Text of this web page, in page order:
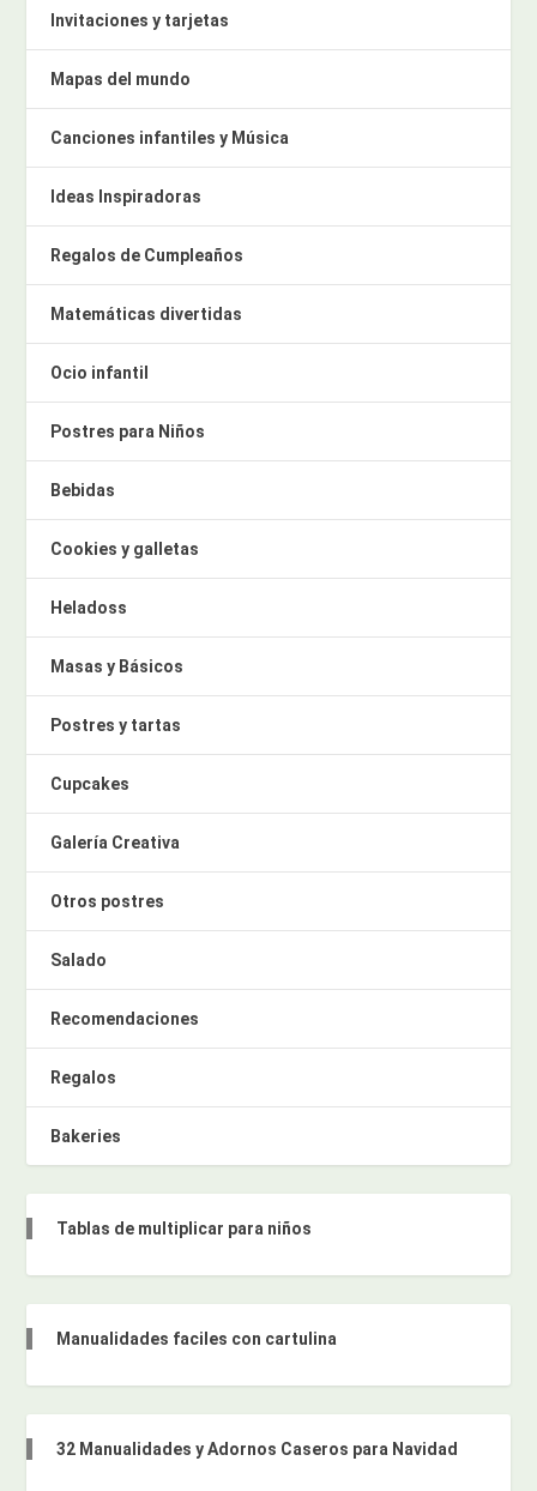
Invitaciones y tarjetas
Mapas del mundo
Canciones infantiles y Música
Ideas Inspiradoras
Regalos de Cumpleaños
Matemáticas divertidas
Ocio infantil
Postres para Niños
Bebidas
Cookies y galletas
Heladoss
Masas y Básicos
Postres y tartas
Cupcakes
Galería Creativa
Otros postres
Salado
Recomendaciones
Regalos
Bakeries
Tablas de multiplicar para niños
Manualidades faciles con cartulina
32 Manualidades y Adornos Caseros para Navidad